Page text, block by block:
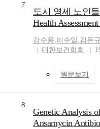
7
도시 영세 노인
Health
강수용,이수일 ,김돈
대한보건협회
원문보기
8
Genetic Analysis
Ansamycin